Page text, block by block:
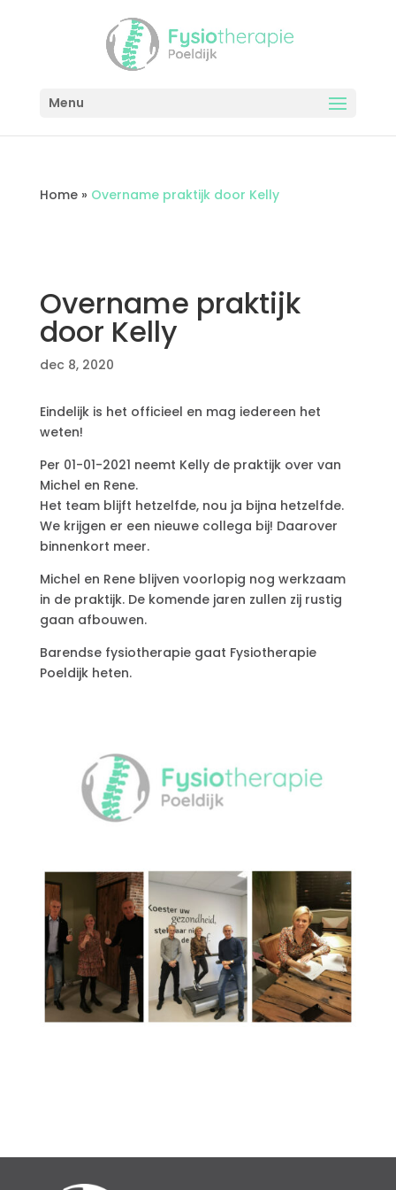
Menu
Home» Overname praktijk door Kelly
Overname praktijk
door Kelly
dec 8, 2020
Eindelijk is het officieel en mag iedereen het
weten!
Per 01-01-2021 neemt Kelly de praktijk over van
Michel en Rene.
Het team blijft hetzelfde, nou ja bijna hetzelfde.
We krijgen er een nieuwe collega bij! Daarover
binnenkort meer.
Michel en Rene blijven voorlopig nog werkzaam
in de praktijk. De komende jaren zullen zij rustig
gaan afbouwen.
Barendse fysiotherapie gaat Fysiotherapie
Poeldijk heten.